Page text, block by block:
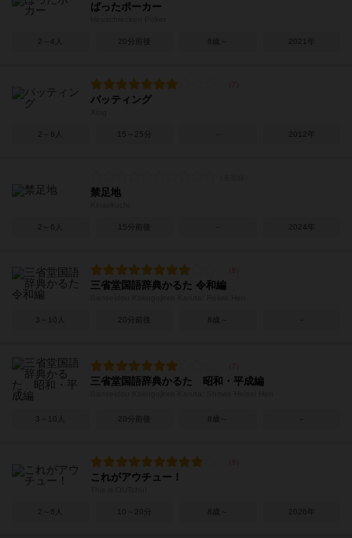
ばったポーカー
2～4人 20分前後 8歳～ 2021年
バッティング
2～6人 15～25分 2012年
禁足地
2～6人 15分前後 2024年
三省堂国語辞典かるた 令和編
3～10人 20分前後 8歳～
三省堂国語辞典かるた 昭和・平成編
3～10人 20分前後 8歳～
これがアウチュー！
2～6人 10～20分 8歳～ 2026年